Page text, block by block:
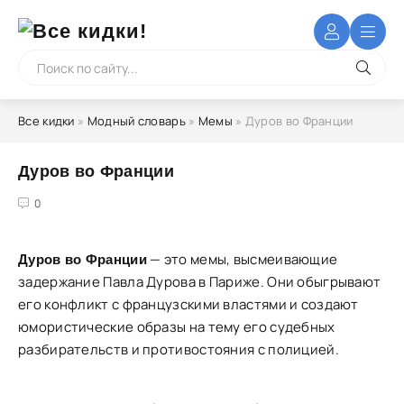
Все кидки » Модный словарь» Мемы » Дуров во Франции
Дуров во Франции
0
5
Дуров во Франции— это мемы, высмеивающие
задержание Павла Дурова в Париже. Они обыгрывают
его конфликт с французскими властями и создают
юмористические образы на тему его судебных
разбирательств и противостояния с полицией.